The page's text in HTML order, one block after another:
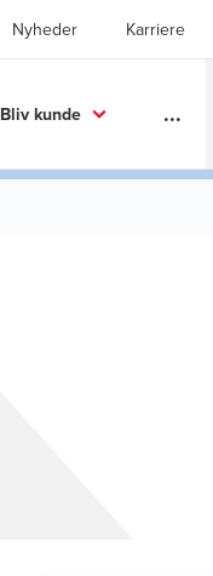
Nyheder Karriere
Bliv kunde ...